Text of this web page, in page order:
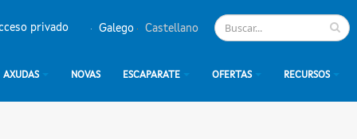
Galego Castellano
privado
AXUDAS NOVAS ESCAPARATE OFERTAS RECURSOS